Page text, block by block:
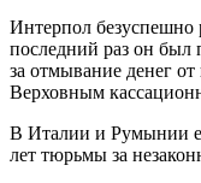
Интерпол безуспешно
последний раз он был
за отмывание денег от
Верховным
В Италии и Румынии
лет тюрьмы за